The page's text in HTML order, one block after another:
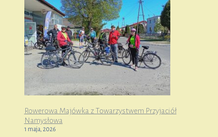
Rowerowa Majówka z Towarzystwem Przyjaciół
Namysłowa
1 maja, 2026